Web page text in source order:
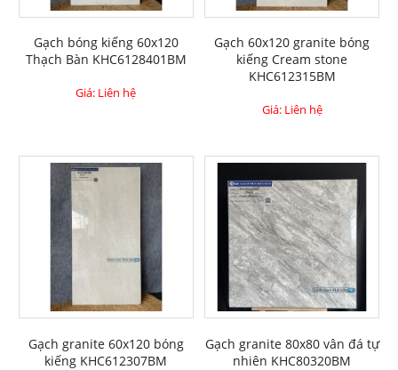
Gạch bóng kiếng 60x120
Thạch Bàn KHC6128401BM
Giá: Liên hệ
Gạch 60x120 granite bóng
kiếng Cream stone
KHC612315BM
Giá: Liên hệ
Gạch granite 60x120 bóng
kiếng KHC612307BM
Gạch granite 80x80 vân đá tự
nhiên KHC80320BM